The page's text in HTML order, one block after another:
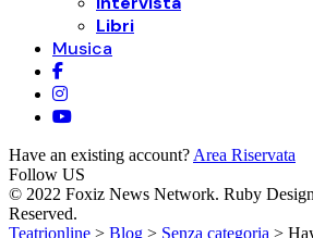
Libri
Musica
Have an existing account? Area Riservata
Follow US
© 2022 Foxiz News Network. Ruby
Reserved.
Teatrionline > Blog > Senza categoria >